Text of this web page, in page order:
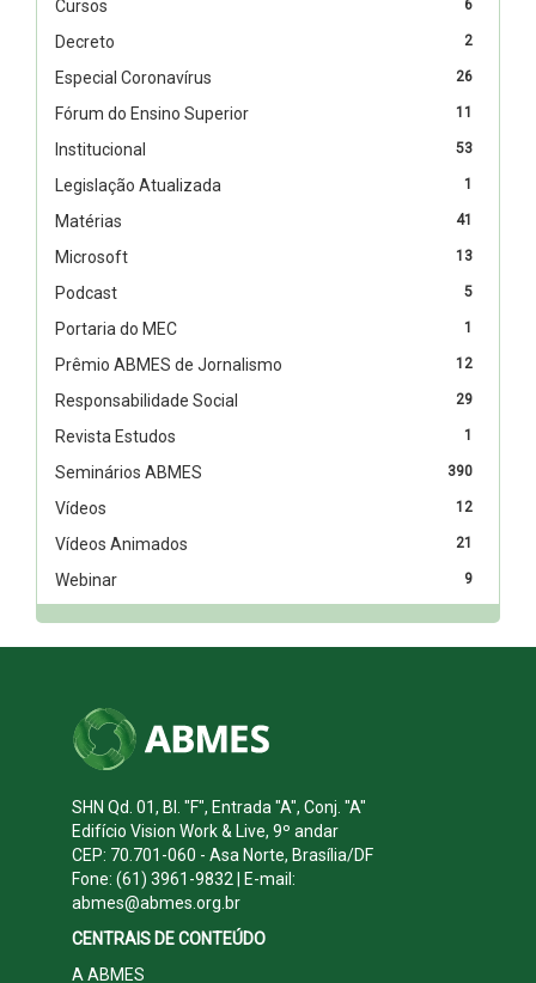
6
Cursos
2
Decreto
26
Especial Coronavírus
11
Fórum do Ensino Superior
53
Institucional
1
Legislação Atualizada
41
Matérias
13
Microsoft
5
Podcast
1
Portaria do MEC
12
Prêmio ABMES de Jornalismo
29
Responsabilidade Social
1
Revista Estudos
390
Seminários ABMES
12
Vídeos
21
Vídeos Animados
9
Webinar
SHN Qd. 01, Bl. "F", Entrada "A", Conj. "A"
Edifício Vision Work & Live, 9º andar
CEP: 70.701-060 - Asa Norte, Brasília/DF
Fone: (61) 3961-9832 | E-mail:
abmes@abmes.org.br
CENTRAIS DE CONTEÚDO
A ABMES